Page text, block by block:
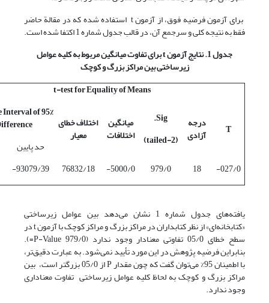
‌ برای آزمون فرضیه فوق، از آزمون t استفاده شده که در مقالة حاضر
فقط به نتیجه کلی و سرجمع آن، در قالب جدول شماره 1 اکتفا شده است.
جدول 1. نتایج آزمون
tبرای تفاوت میانگین مربوط به کلیه عوامل
زیرساختی بین مراکز بزرگ و کوچک
t-test for Equality ofMeans
T درجه
آزادی
Sig.
(2-tailed)
میانگین
اختلافات
اختلاف خطای
معیار
Interval of
حد پایین
027/0-
18
979/0
5000/0-
76832/18
93079/39-
یافته‌های جدول شماره 1 نشان می‌دهد بین عوامل زیرساختی
«کتابخانه‌ای» از نظر کتابداران در مراکز بزرگ و مراکز کوچک با آزمون t در
سطح خطای 05/0 تفاوتی معنادار وجود ندارد (979/0 P-Value=).
بنابراین فرضیه پژوهش در این مورد تأیید نمی‌شود. به عبارت دقیق‌تر،
با اطمینان 95% می‌توان گفت که چون مقدار P از 05/0 بزرگتر است، بین
مراکز بزرگ و کوچک به لحاظ کلیه عوامل زیرساختی تفاوت معناداری
وجود ندارد.